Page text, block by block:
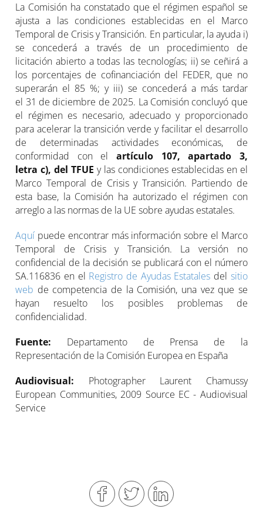
La Comisión ha constatado que el régimen español se
ajusta a las condiciones establecidas en el Marco
Temporal de Crisis y Transición. En particular, la ayuda i)
se concederá a través de un procedimiento de
licitación abierto a todas las tecnologías; ii) se ceñirá a
los porcentajes de cofinanciación del FEDER, que no
superarán el 85 %; y iii) se concederá a más tardar
el 31 de diciembre de 2025. La Comisión concluyó que
el régimen es necesario, adecuado y proporcionado
para acelerar la transición verde y facilitar el desarrollo
de determinadas actividades económicas, de
conformidad con el artículo 107, apartado 3,
letra c), del TFUE y las condiciones establecidas en el
Marco Temporal de Crisis y Transición. Partiendo de
esta base, la Comisión ha autorizado el régimen con
arreglo a las normas de la UE sobre ayudas estatales.
Aquí puede encontrar más información sobre el Marco
Temporal de Crisis y Transición. La versión no
confidencial de la decisión se publicará con el número
SA.116836 en el Registro de Ayudas Estatales del sitio
web de competencia de la Comisión, una vez que se
hayan resuelto los posibles problemas de
confidencialidad.
Fuente: Departamento de Prensa de la
Representación de la Comisión Europea en España
Audiovisual: Photographer Laurent Chamussy
European Communities, 2009 Source EC - Audiovisual
Service